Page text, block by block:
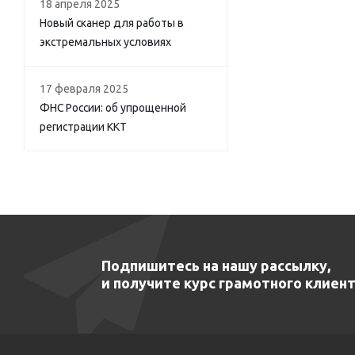
18 апреля 2025
Новый сканер для работы в
экстремальных условиях
17 февраля 2025
ФНС России: об упрощенной
регистрации ККТ
Подпишитесь на нашу рассылку,
и получите курс грамотного